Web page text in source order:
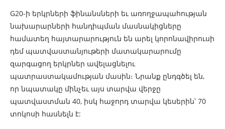
G20-ի երկրների ֆինանսների եւ առողջապահության
նախարարների հանդիպման մասնակիցները
համատեղ հայտարարություն են արել կորոնավիրուսի
դեմ պատվաստանյութերի մատակարարումը
զարգացող երկրներ ավելացնելու
պատրաստակամության մասին։ Նրանք ընդգծել են,
որ նպատակը մինչեւ այս տարվա վերջը
պատվաստման 40, իսկ հաջորդ տարվա կեսերին՝ 70
տոկոսի հասնելն է: